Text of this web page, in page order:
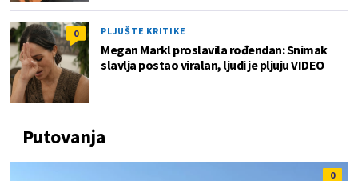
0 PLJUŠTE KRITIKE
Megan Markl proslavila rođendan: Snimak
slavlja postao viralan, ljudi je pljuju VIDEO
Putovanja
0